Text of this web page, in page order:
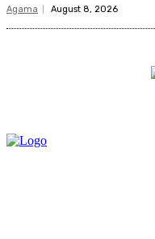
Agama August 8, 2026